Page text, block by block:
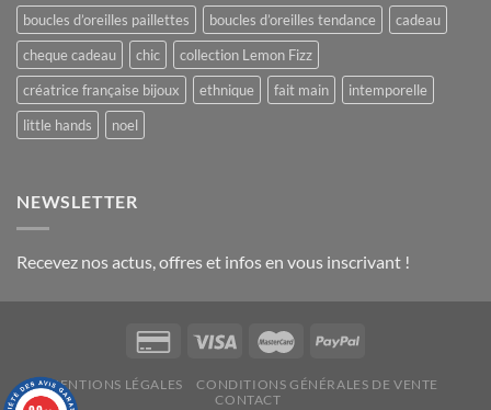
boucles d’oreilles paillettes
boucles d’oreilles tendance
cadeau
cheque cadeau
chic
collection Lemon Fizz
créatrice française bijoux
ethnique fait main
intemporelle
little hands
noel
NEWSLETTER
Recevez nos actus, offres et infos en vous inscrivant !
MENTIONS LÉGALES
CONDITIONS GÉNÉRALES DE VENTE
CONTACT